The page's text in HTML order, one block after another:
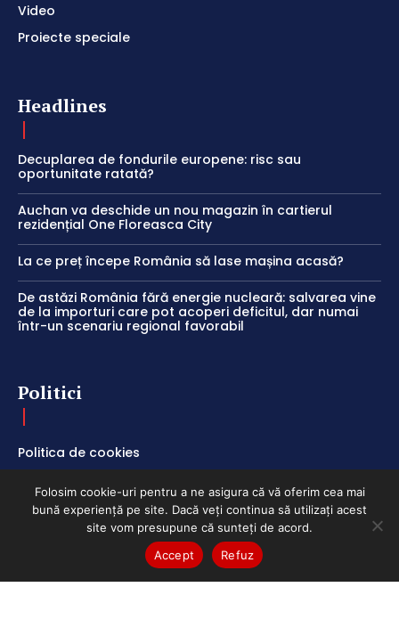
Video
Proiecte speciale
Headlines
Decuplarea de fondurile europene: risc sau
oportunitate ratată?
Auchan va deschide un nou magazin în cartierul
rezidențial One Floreasca City
La ce preț începe România să lase mașina acasă?
De astăzi România fără energie nucleară: salvarea vine
de la importuri care pot acoperi deficitul, dar numai
într-un scenariu regional favorabil
Politici
Politica de cookies
Politica de Confidențialitate
Folosim cookie-uri pentru a ne asigura că vă oferim cea mai
bună experiență pe site. Dacă veți continua să utilizați acest
site vom presupune că sunteți de acord.
Accept
Refuz